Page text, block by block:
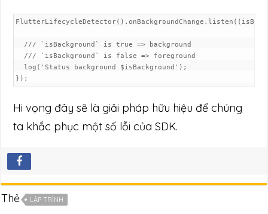
  /// `isBackground` is true => background
  /// `isBackground` is false => foreground
  log('Status background $isBackground');
});
Hi vọng đây sẽ là giải pháp hữu hiệu để chúng
ta khắc phục một số lỗi của SDK.
Thẻ LẬP TRÌNH